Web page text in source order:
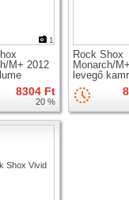
1
M+ 2012
8304 Ft
20 %
Rock Shox
Monarch/
levegő
szerviz